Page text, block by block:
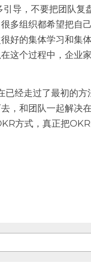
导，不要把团队复
多组织都希望把自
好的集体学习和集
这个过程中，企业
，和团队一起解决
方式，真正把